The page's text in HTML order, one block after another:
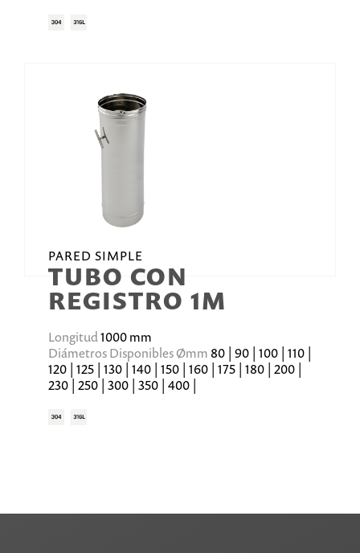
PARED SIMPLE
TUBO CON
REGISTRO 1M
Longitud1000 mm
Diámetros Disponibles Ømm 80 | 90 | 100 | 110 |
120 | 125 | 130 | 140 | 150 | 160 | 175 | 180 | 200 |
230 | 250 | 300 | 350 | 400 |